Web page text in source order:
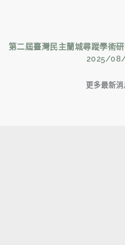
第二屆臺灣民主蘭城尋蹤學
2025/
更多最新消